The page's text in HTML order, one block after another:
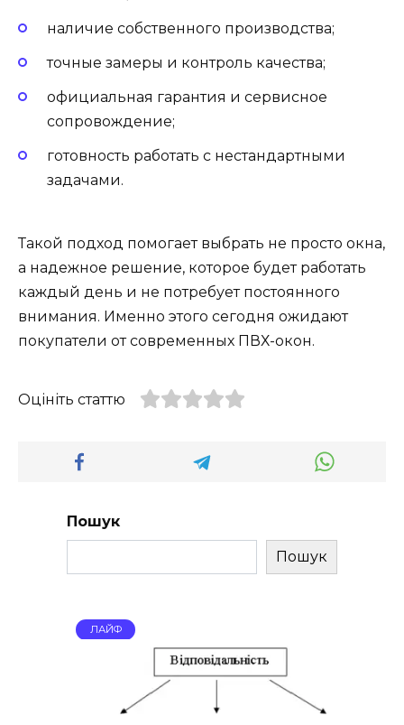
наличие собственного производства;
точные замеры и контроль качества;
официальная гарантия и сервисное
сопровождение;
готовность работать с нестандартными
задачами.
Такой подход помогает выбрать не просто окна,
а надежное решение, которое будет работать
каждый день и не потребует постоянного
внимания. Именно этого сегодня ожидают
покупатели от современных ПВХ-окон.
Оцініть статтю
Пошук
Пошук
ЛАЙФ